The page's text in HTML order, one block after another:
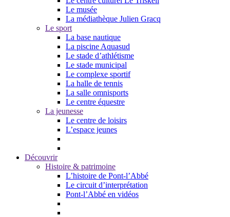
Le musée
La médiathèque Julien Gracq
Le sport
La base nautique
La piscine Aquasud
Le stade d’athlétisme
Le stade municipal
Le complexe sportif
La halle de tennis
La salle omnisports
Le centre équestre
La jeunesse
Le centre de loisirs
L’espace jeunes
Découvrir
Histoire & patrimoine
L’histoire de Pont-l’Abbé
Le circuit d’interprétation
Pont-l’Abbé en vidéos